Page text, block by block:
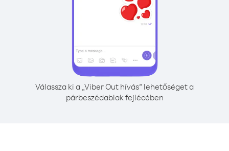
Válassza ki a „Viber Out hívás” lehetőséget a
párbeszédablak fejlécében